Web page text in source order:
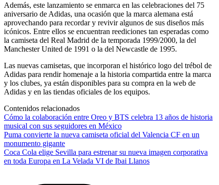
Además, este lanzamiento se enmarca en las celebraciones del 75
aniversario de Adidas, una ocasión que la marca alemana está
aprovechando para recordar y revivir algunos de sus diseños más
icónicos. Entre ellos se encuentran reediciones tan esperadas como
la camiseta del Real Madrid de la temporada 1999/2000, la del
Manchester United de 1991 o la del Newcastle de 1995.
Las nuevas camisetas, que incorporan el histórico logo del trébol de
Adidas para rendir homenaje a la historia compartida entre la marca
y los clubes, ya están disponibles para su compra en la web de
Adidas y en las tiendas oficiales de los equipos.
Contenidos relacionados
Cómo la colaboración entre Oreo y BTS celebra 13 años de historia
musical con sus seguidores en México
Puma convierte la nueva camiseta oficial del Valencia CF en un
monumento gigante
Coca Cola elige Sevilla para estrenar su nueva imagen corporativa
en toda Europa en La Velada VI de Ibai Llanos